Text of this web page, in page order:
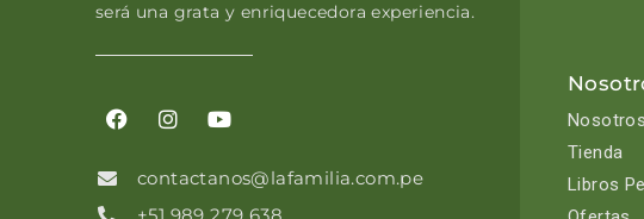
será una grata y enriquecedora experiencia.
contactanos@lafamilia.com.pe
Nosotros
Tienda
Libros